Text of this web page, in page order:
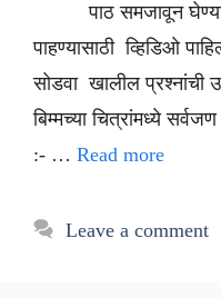
पाठ समजावून
पाहण्यासाठी व्हिडिओ
सोडवा खालील प्रश्नांची
बिम्मच्या चित्रांमध्ये
:- … Read more
Leave a comment